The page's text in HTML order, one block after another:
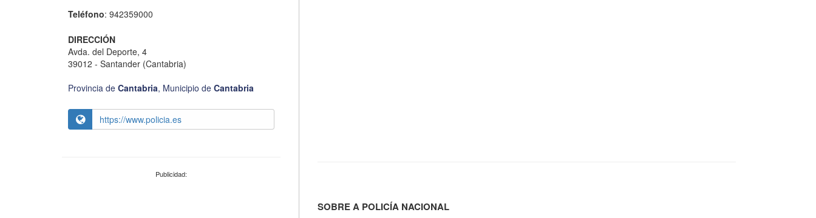
Teléfono: 942359000
DIRECCIÓN
Avda. del Deporte, 4
39012 - Santander (Cantabria)
Provincia de Cantabria, Municipio de Cantabria
https://www.policia.es
Publicidad:
SOBRE A POLICÍA NACIONAL